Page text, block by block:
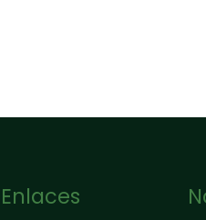
Enlaces